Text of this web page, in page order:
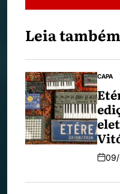
Leia também
CAPA